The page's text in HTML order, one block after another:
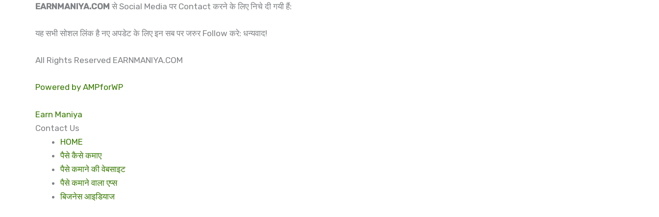
EARNMANIYA.COM से Social Media पर Contact करने के लिए निचे दी गयी हैं:
यह सभी सोशल लिंक है नए अपडेट के लिए इन सब पर जरुर Follow करे: धन्यवाद!
All Rights Reserved EARNMANIYA.COM
Powered by AMPforWP
Earn Maniya
Contact Us
HOME
पैसे कैसे कमाए
पैसे कमाने की वेबसाइट
पैसे कमाने वाला एप्स
बिजनेस आइडियाज